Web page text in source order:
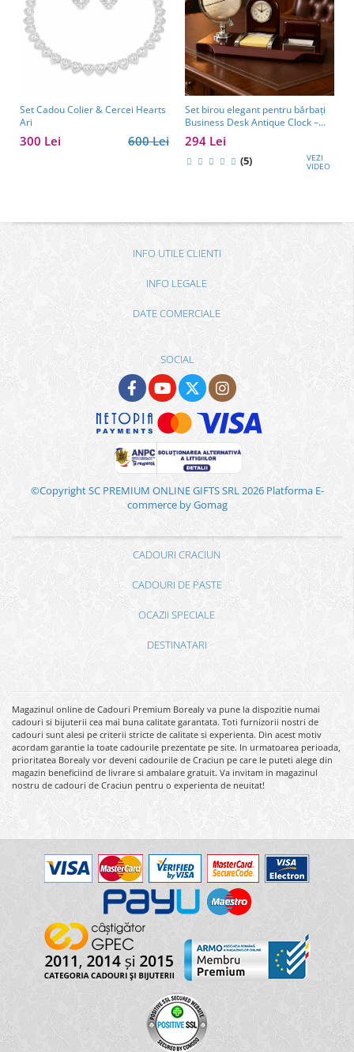
Set Cadou Colier & Cercei Hearts
Ari
600 Lei
300 Lei
Set birou elegant pentru bărbați
Business Desk Antique Clock –
cadou premium pentru șef, soț
sau partener de afaceri
294 Lei
(5) VEZI
VIDEO
INFO UTILE CLIENTI
INFO LEGALE
DATE COMERCIALE
SOCIAL
©Copyright SC PREMIUM ONLINE GIFTS SRL 2026 Platforma E-
commerce by Gomag
CADOURI CRACIUN
CADOURI DE PASTE
OCAZII SPECIALE
DESTINATARI
Magazinul online de Cadouri Premium Borealy va pune la dispozitie numai
cadouri si bijuterii cea mai buna calitate garantata. Toti furnizorii nostri de
cadouri sunt alesi pe criterii stricte de calitate si experienta. Din acest motiv
acordam garantie la toate cadourile prezentate pe site. In urmatoarea perioada,
prioritatea Borealy vor deveni cadourile de Craciun pe care le puteti alege din
magazin beneficiind de livrare si ambalare gratuit. Va invitam in magazinul
nostru de cadouri de Craciun pentru o experienta de neuitat!